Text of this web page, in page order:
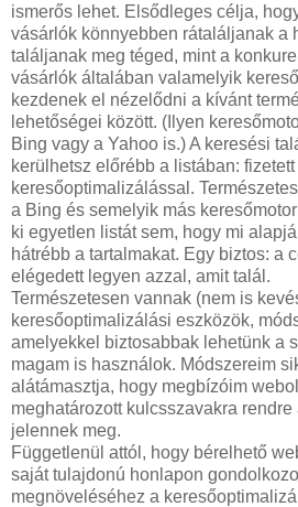
ismerős lehet. Elsődleges célja,
vásárlók könnyebben rátaláljanak a
találjanak meg téged, mint a
vásárlók általában valamelyik
kezdenek el nézelődni a kívánt
lehetőségei között. (Ilyen
Bing vagy a Yahoo is.) A keresési
kerülhetsz előrébb a listában:
keresőoptimalizálással.
a Bing és semelyik más
ki egyetlen listát sem, hogy mi
hátrébb a tartalmakat. Egy biztos: a
elégedett legyen azzal, amit talál.
Természetesen vannak (nem is
keresőoptimalizálási eszközök,
amelyekkel biztosabbak lehetünk a
magam is használok. Módszereim
alátámasztja, hogy megbízóim
meghatározott kulcsszavakra
jelennek meg.
Függetlenül attól, hogy bérelhető
saját tulajdonú honlapon
megnöveléséhez a